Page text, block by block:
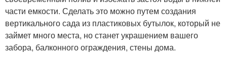
части емкости. Сделать это можно путем создания
вертикального сада из пластиковых бутылок, который не
займет много места, но станет украшением вашего
забора, балконного ограждения, стены дома.